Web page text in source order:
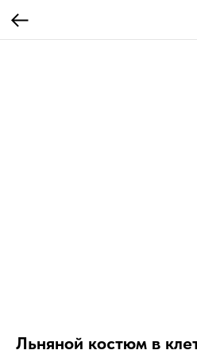
Льняной костюм в